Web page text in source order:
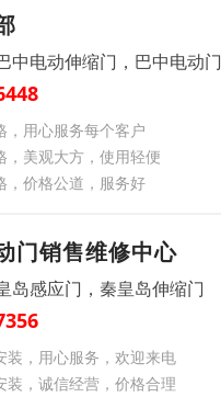
中电动伸缩门，巴中电动门
，用心服务每个客户
，美观大方，使用轻便
，价格公道，服务好
门销售维修中心
岛感应门，秦皇岛伸缩门
装，用心服务，欢迎来电
装，诚信经营，价格合理